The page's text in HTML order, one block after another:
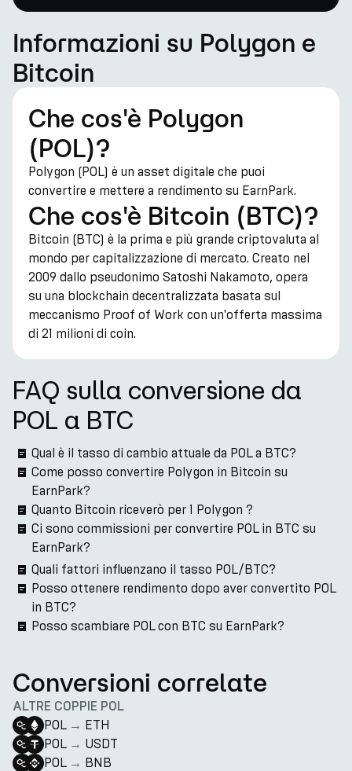
Informazioni su Polygon e
Bitcoin
Che cos'è Polygon
(POL)?
Polygon (POL) è un asset digitale che puoi
convertire e mettere a rendimento su EarnPark.
Che cos'è Bitcoin (BTC)?
Bitcoin (BTC) è la prima e più grande criptovaluta al
mondo per capitalizzazione di mercato. Creato nel
2009 dallo pseudonimo Satoshi Nakamoto, opera
su una blockchain decentralizzata basata sul
meccanismo Proof of Work con un'offerta massima
di 21 milioni di coin.
FAQ sulla conversione da
POL a BTC
Qual è il tasso di cambio attuale da POL a BTC?
Come posso convertire Polygon in Bitcoin su
EarnPark?
Quanto Bitcoin riceverò per 1 Polygon ?
Ci sono commissioni per convertire POL in BTC su
EarnPark?
Quali fattori influenzano il tasso POL/BTC?
Posso ottenere rendimento dopo aver convertito POL
in BTC?
Posso scambiare POL con BTC su EarnPark?
Conversioni correlate
ALTRE COPPIE POL
POL → ETH
POL → USDT
POL → BNB